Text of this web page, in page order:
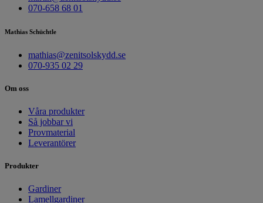
070-658 68 01
Mathias Schüchtle
mathias@zenitsolskydd.se
070-935 02 29
Om oss
Våra produkter
Så jobbar vi
Provmaterial
Leverantörer
Produkter
Gardiner
Lamellgardiner